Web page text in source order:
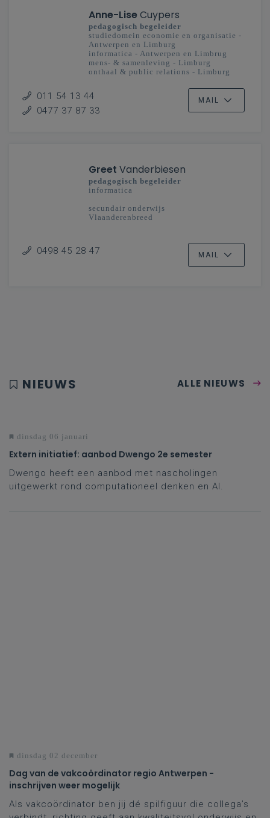
Anne-LiseCuypers
pedagogisch begeleider
studiedomein economie en organisatie -
Antwerpen en Limburg
informatica - Antwerpen en Limbrug
mens- & samenleving - Limburg
onthaal & public relations - Limburg
011 54 13 44
0477 37 87 33
MAIL
Greet Vanderbiesen
pedagogisch begeleider
informatica
secundair onderwijs
Vlaanderenbreed
0498 45 28 47 MAIL
NIEUWS ALLE NIEUWS
dinsdag 06 januari
Extern initiatief: aanbod Dwengo 2e semester
Dwengo heeft een aanbod met nascholingen
uitgewerkt rond computationeel denken en AI.
dinsdag 02 december
Dag van de vakcoördinator regio Antwerpen -
inschrijven weer mogelijk
Als vakcoördinator ben jij dé spilfiguur die collega’s